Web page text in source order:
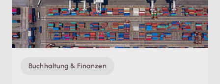
Buchhaltung & Finanzen